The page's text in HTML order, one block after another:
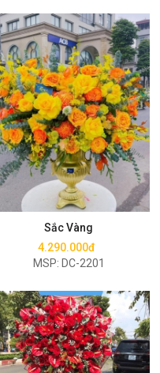
Sắc Vàng
4.290.000đ
MSP: DC-2201
Mua ngay